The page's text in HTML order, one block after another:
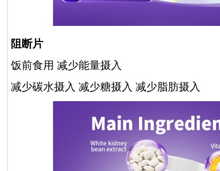
阻断片
饭前食用 减少能量摄入
减少碳水摄入 减少糖摄入 减少脂肪摄入